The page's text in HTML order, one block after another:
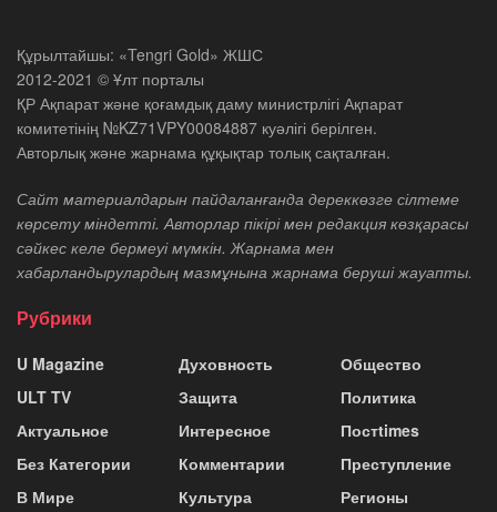
Құрылтайшы: «Tengri Gold» ЖШС
2012-2021 © Ұлт порталы
ҚР Ақпарат және қоғамдық даму министрлігі Ақпарат
комитетінің №KZ71VPY00084887 куәлігі берілген.
Авторлық және жарнама құқықтар толық сақталған.
Сайт материалдарын пайдаланғанда дереккөзге сілтеме
көрсету міндетті. Авторлар пікірі мен редакция көзқарасы
сәйкес келе бермеуі мүмкін. Жарнама мен
хабарландырулардың мазмұнына жарнама беруші жауапты.
Рубрики
U Magazine
ULT TV
Актуальное
Без Категории
В Мире
Духовность
Защита
Интересное
Комментарии
Культура
Общество
Политика
Постtimes
Преступление
Регионы